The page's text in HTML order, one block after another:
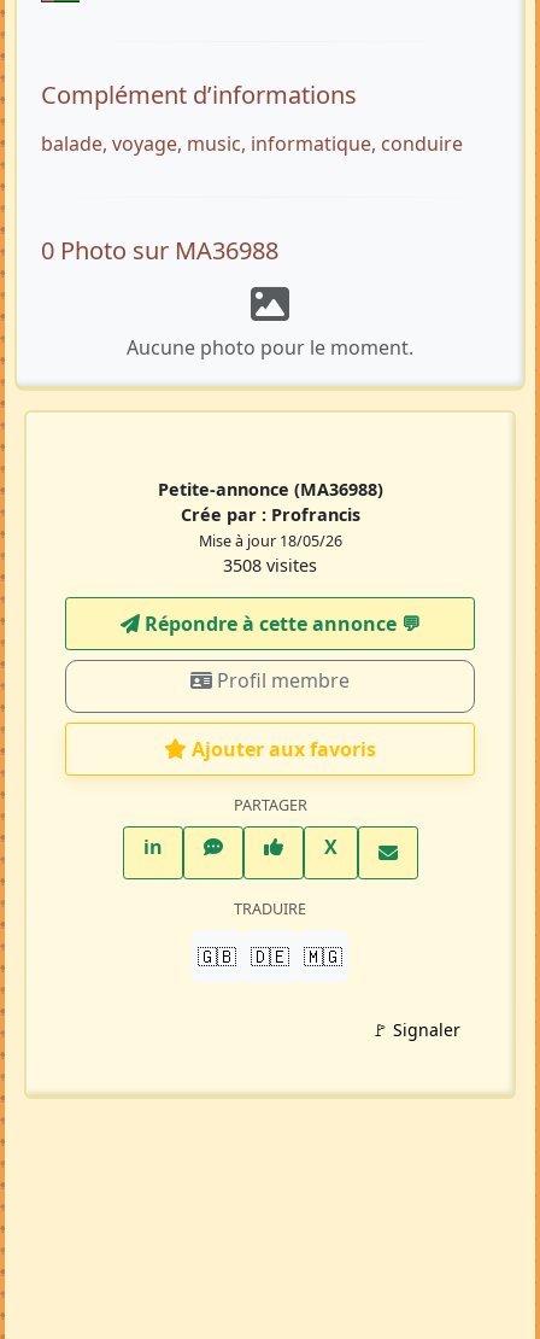
Complément d’informations
balade, voyage, music, informatique, conduire
0 Photo sur MA36988
Aucune photo pour le moment.
Petite-annonce (MA36988)
Crée par : Profrancis
Mise à jour 18/05/26
3508 visites
Répondre à cette annonce 💬​
Profil membre
Ajouter aux favoris
PARTAGER
inLinkedInWhatsAppFacebook
XTwitter X
TRADUIRE
🇬🇧 🇩🇪 🇲🇬
🚩 Signaler